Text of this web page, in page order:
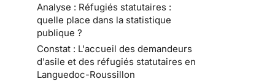
Analyse : Réfugiés statutaires :
quelle place dans la statistique
publique ?
Constat : L'accueil des demandeurs
d'asile et des réfugiés statutaires en
Languedoc-Roussillon